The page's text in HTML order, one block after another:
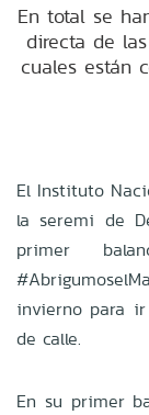
En total se
directa de
cuales están
El Instituto
la seremi de
primer
invierno para
de calle.
En su primer